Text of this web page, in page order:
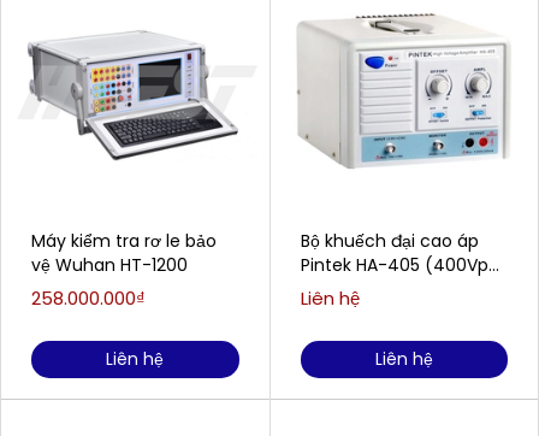
Máy kiểm tra rơ le bảo
vệ Wuhan HT-1200
258.000.000₫
Liên hệ
Bộ khuếch đại cao áp
Pintek HA-405 (400Vp-
p / 200mA)
Liên hệ
Liên hệ